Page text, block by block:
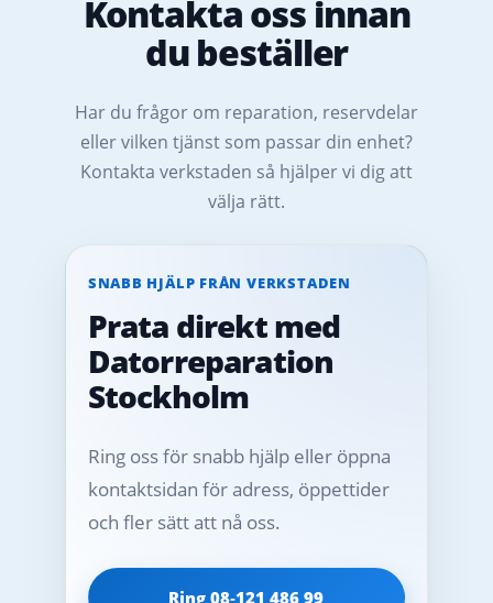
Kontakta oss innan
du beställer
Har du frågor om reparation, reservdelar
eller vilken tjänst som passar din enhet?
Kontakta verkstaden så hjälper vi dig att
välja rätt.
SNABB HJÄLP FRÅN VERKSTADEN
Prata direkt med
Datorreparation
Stockholm
Ring oss för snabb hjälp eller öppna
kontaktsidan för adress, öppettider
och fler sätt att nå oss.
Ring 08‑121 486 99